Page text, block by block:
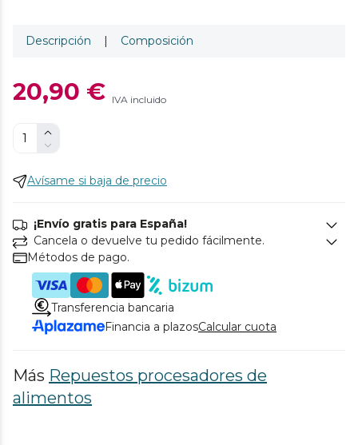
Descripción | Composición
20,90 € IVA incluido
Avísame si baja de precio
¡Envío gratis para España!
Cancela o devuelve tu pedido fácilmente.
Métodos de pago.
Transferencia bancaria
Financia a plazosCalcular cuota
Más Repuestos procesadores de
alimentos